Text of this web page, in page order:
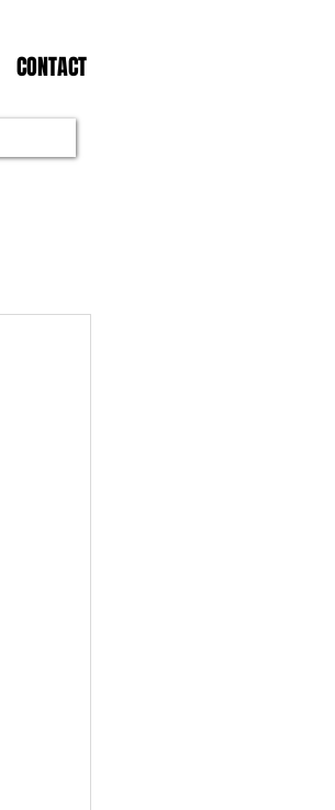
CONTACT